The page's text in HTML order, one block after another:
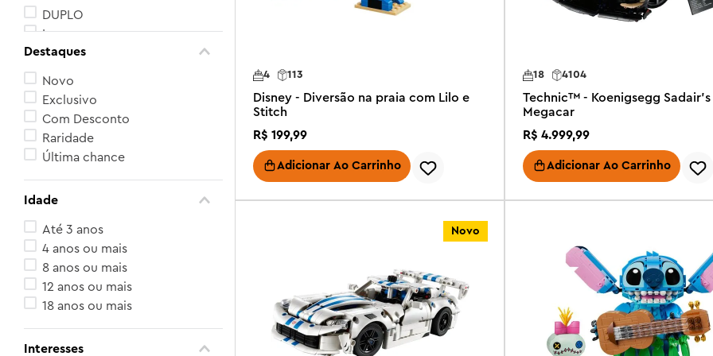
DUPLO
Icons
Ninjago
Ver mais 38
Destaques
Novo
Exclusivo
Com Desconto
Raridade
Última chance
Idade
Até 3 anos
4 anos ou mais
8 anos ou mais
12 anos ou mais
18 anos ou mais
Interesses
113
4
Disney - Diversão na praia com Lilo e
Stitch
R$ 199,99
Adicionar Ao Carrinho
18 4104
Technic™ - Koenigsegg Sadair's
Megacar
R$ 4.999,99
Adicionar Ao Carrinho
Novo